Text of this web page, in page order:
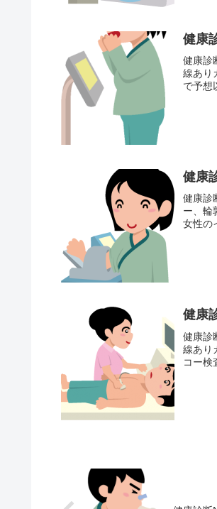
健康
健康診
線あり
で予
健康
健康診
ー、輪
女性
健康
健康診
線あり
コー